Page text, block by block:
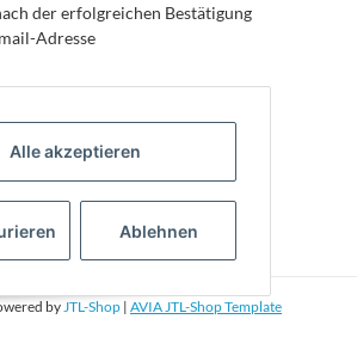
Alle akzeptieren
Ablehnen
der erfolgreichen Bestätigung
Adresse
by JTL-Shop | AVIA JTL-Shop Template